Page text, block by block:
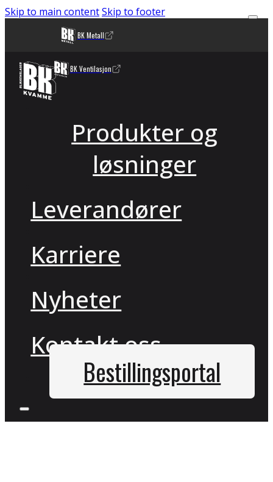
Skip to main contentSkip to footer
BK Metall
BK Ventilasjon
Produkter og
løsninger
Leverandører
Karriere
Nyheter
Kontakt oss
Bestillingsportal